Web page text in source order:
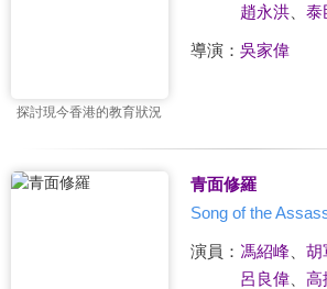
探討現今香港的教育狀況
趙永洪、 泰
導演： 吳家偉
青面修羅
Song of the
演員： 馮紹峰、 胡
呂良偉、 高